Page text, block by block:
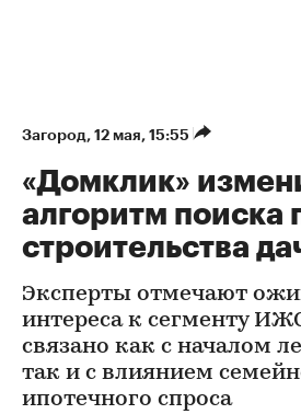
Загород⁠, 12 мая, 15:55
«Домклик»
алгоритм поиска
строительства
Эксперты отмечают
интереса к сегменту
связано как с началом
так и с влиянием
ипотечного спроса